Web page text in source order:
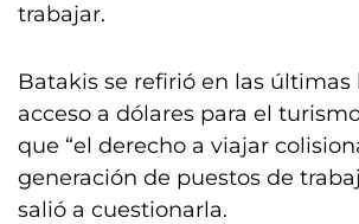
trabajar.
Batakis se refirió en las últimas
acceso a dólares para el
que “el derecho a viajar
generación de puestos de
salió a cuestionarla.